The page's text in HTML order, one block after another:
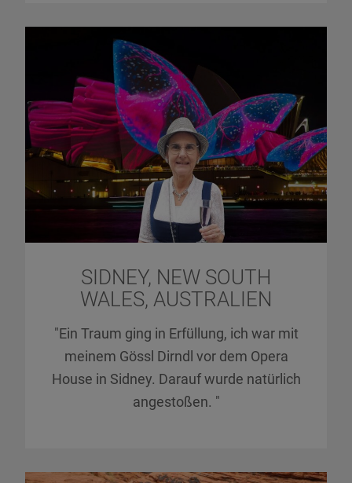
SIDNEY, NEW SOUTH
WALES, AUSTRALIEN
"Ein Traum ging in Erfüllung, ich war mit
meinem Gössl Dirndl vor dem Opera
House in Sidney. Darauf wurde natürlich
angestoßen. "